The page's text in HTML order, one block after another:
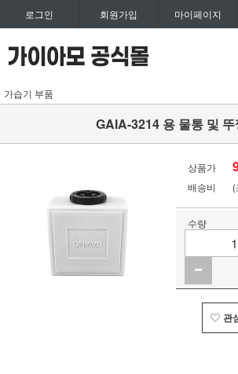
로그인 회원가입 마이페이지
가습기 부품
GAIA-3214 용 물통 및 뚜
상품가
배송비
수량
관